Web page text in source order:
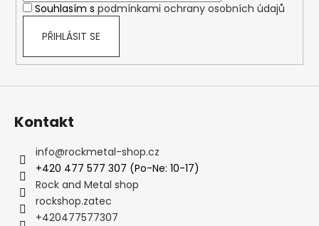
Souhlasím s podmínkami ochrany osobních údajů
PŘIHLÁSIT SE
Kontakt
info@rockmetal-shop.cz
+420 477 577 307 (Po-Ne: 10-17)
Rock and Metal shop
rockshop.zatec
+420477577307